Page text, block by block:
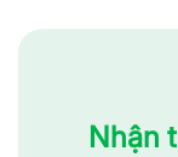
Nhận